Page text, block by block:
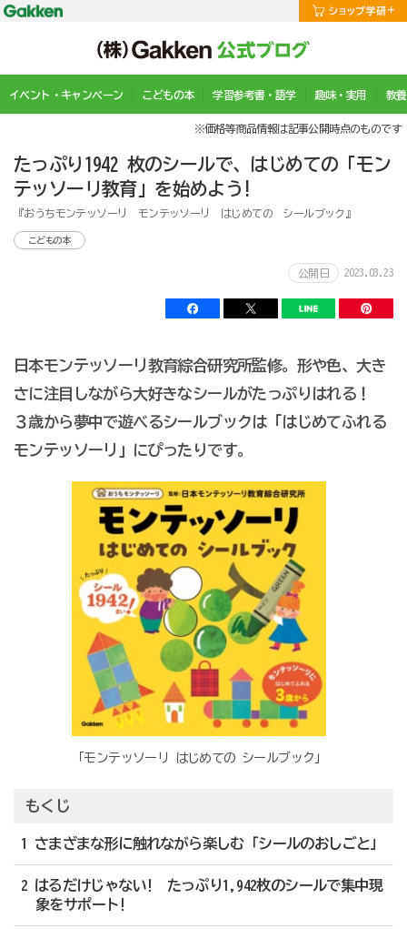
イベント・キャンペーン こどもの本 学習参考書・語学 趣味・実用 教
※価格等商品情報は記事公開時点のものです
たっぷり1942 枚のシールで、はじめての「モン
テッソーリ教育」を始めよう!
『おうちモンテッソーリ モンテッソーリ はじめての シールブック』
こどもの本
公開日 2023.03.23
日本モンテッソーリ教育綜合研究所監修。形や色、大き
さに注目しながら大好きなシールがたっぷりはれる！
３歳から夢中で遊べるシールブックは「はじめてふれる
モンテッソーリ」にぴったりです。
「モンテッソーリ はじめての シールブック」
もくじ
1 さまざまな形に触れながら楽しむ「シールのおしごと」
2 はるだけじゃない! たっぷり1,942枚のシールで集中現
象をサポート!